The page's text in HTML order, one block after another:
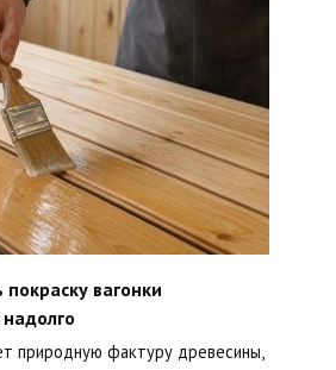
вагонки
природную фактуру древесины,